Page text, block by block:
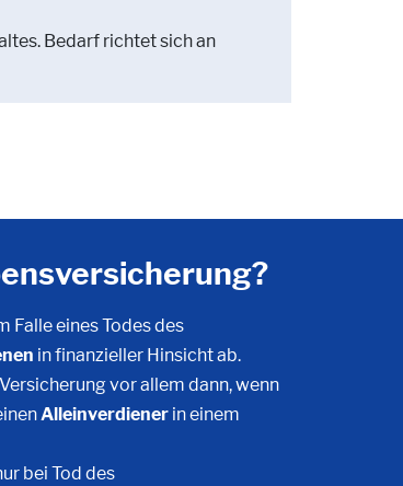
Bedarf richtet sich an
Falle eines Todes des
in finanzieller Hinsicht ab.
vor allem dann, wenn
Alleinverdiener in einem
bei Tod des